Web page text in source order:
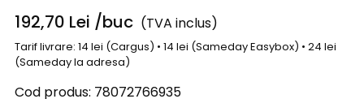
192,70 Lei /buc (TVA inclus)
Tarif livrare: 14 lei (Cargus) • 14 lei (Sameday Easybox) • 24 lei
(Sameday la adresa)
Cod produs: 78072766935